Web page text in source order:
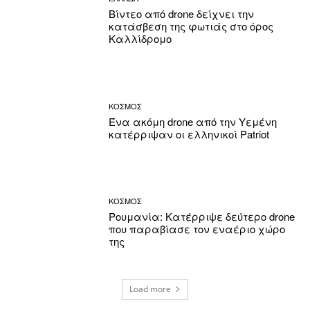
Βίντεο από drone δείχνει την
κατάσβεση της φωτιάς στο όρος
Καλλίδρομο
ΚΟΣΜΟΣ
Ένα ακόμη drone από την Υεμένη
κατέρριψαν οι ελληνικοί Patriot
ΚΟΣΜΟΣ
Ρουμανία: Κατέρριψε δεύτερο drone
που παραβίασε τον εναέριο χώρο
της
Load more